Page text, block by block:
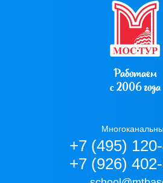
Работаем
с 2006 года
+7 (495)
+7 (926)